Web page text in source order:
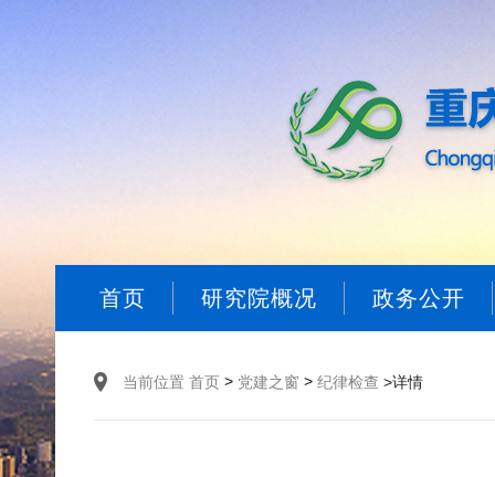
首页 研究院概况 政务公开
当前位置 首页 > 党建之窗 > 纪律检查 >详情